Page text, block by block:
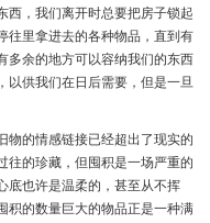
西，我们离开时总要把房子锁起
往里拿进去的各种物品，直到有
多余的地方可以容纳我们的东西
以供我们在日后需要，但是一旦
物的情感链接已经超出了现实的
往的珍藏，但囤积是一场严重的
底也许是温柔的，甚至从不挥
积的数量巨大的物品正是一种满